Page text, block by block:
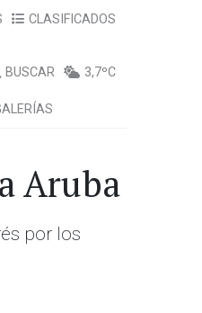
CLASIFICADOS
BUSCAR 3,7ºC
Aruba
por los